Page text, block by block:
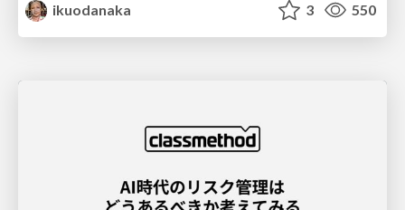
ikuodanaka
3 550